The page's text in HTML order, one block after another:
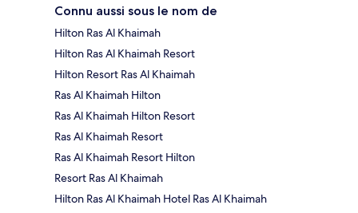
Connu aussi sous le nom de
Hilton Ras Al Khaimah
Hilton Ras Al Khaimah Resort
Hilton Resort Ras Al Khaimah
Ras Al Khaimah Hilton
Ras Al Khaimah Hilton Resort
Ras Al Khaimah Resort
Ras Al Khaimah Resort Hilton
Resort Ras Al Khaimah
Hilton Ras Al Khaimah Hotel Ras Al Khaimah